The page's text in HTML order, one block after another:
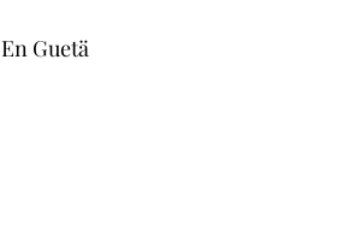
En Guetä